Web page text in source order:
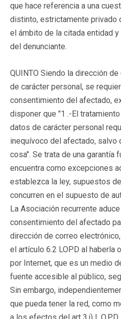
que hace referencia a una
distinto, estrictamente privado
el ámbito de la citada entidad
del denunciante.
QUINTO Siendo la dirección
de carácter personal, se
consentimiento del afectado,
disponer que "1 .-El
datos de carácter personal
inequívoco del afectado, salvo
cosa". Se trata de una garantía
encuentra como excepciones
establezca la ley, supuestos
concurren en el supuesto de
La Asociación recurrente
consentimiento del afectado
dirección de correo
el artículo 6.2 LOPD al haberla
por Internet, que es un medio
fuente accesible al público,
Sin embargo,
que pueda tener la red, como